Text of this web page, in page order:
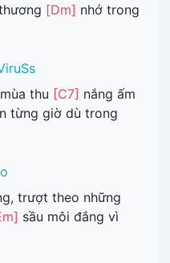
[Dm] nhớ trong
thu [C7] nắng ấm
từng giờ dù trong
trượt theo những
sầu môi đắng vì